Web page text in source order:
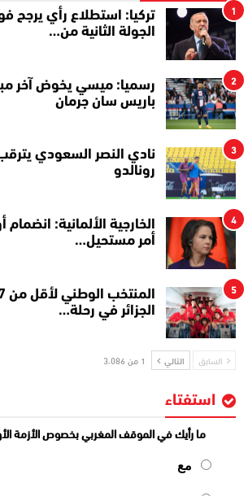
1
تركيا: استطلاع رأي يرجح
الجولة الثانية من…
2
رسميا: ميسي يخوض آخر
باريس سان جرمان
3
نادي النصر السعودي
رونالدو
4
الخارجية الألمانية: انضمام
أمر مستحيل…
5
الجزائر في رحلة…
السابق التالي 1 من 3٬086
استفتاء
ما رأيك في الموقف المغربي بخصوص الأزمة
مع